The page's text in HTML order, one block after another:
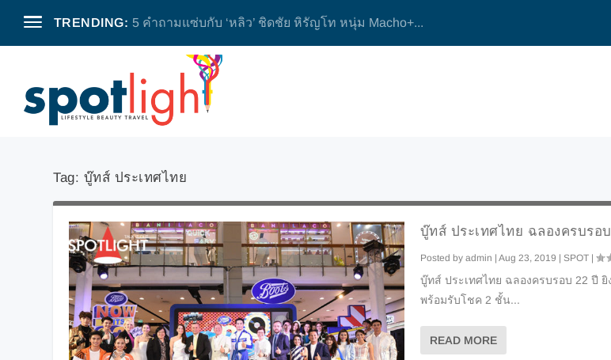
TRENDING: 5 คำถามแซ่บกับ ‘หลิว’ ชิดชัย หิรัญโท หนุ่ม Macho+...
Tag: บู๊ทส์ ประเทศไทย
บู๊ทส์ ประเทศไทย ฉลองครบรอ
Posted by admin | Aug 23, 2019 | SPOT|
บู๊ทส์ ประเทศไทย ฉลองครบรอบ 22 ปี
พร้อมรับโชค 2 ชั้น...
READ MORE